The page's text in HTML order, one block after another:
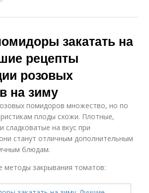
закатать на
рецепты
розовых
на зиму
помидоров множество, но по
плоды схожи. Плотные,
сладковатые на вкус при
станут отличным дополнительным
блюдам.
методы закрывания томатов: